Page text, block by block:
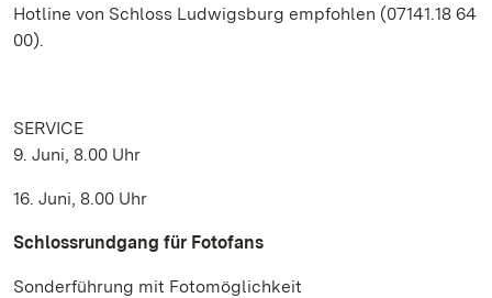
Hotline von Schloss Ludwigsburg empfohlen (07141.18 64
00).
SERVICE
9. Juni, 8.00 Uhr
16. Juni, 8.00 Uhr
Schlossrundgang für Fotofans
Sonderführung mit Fotomöglichkeit